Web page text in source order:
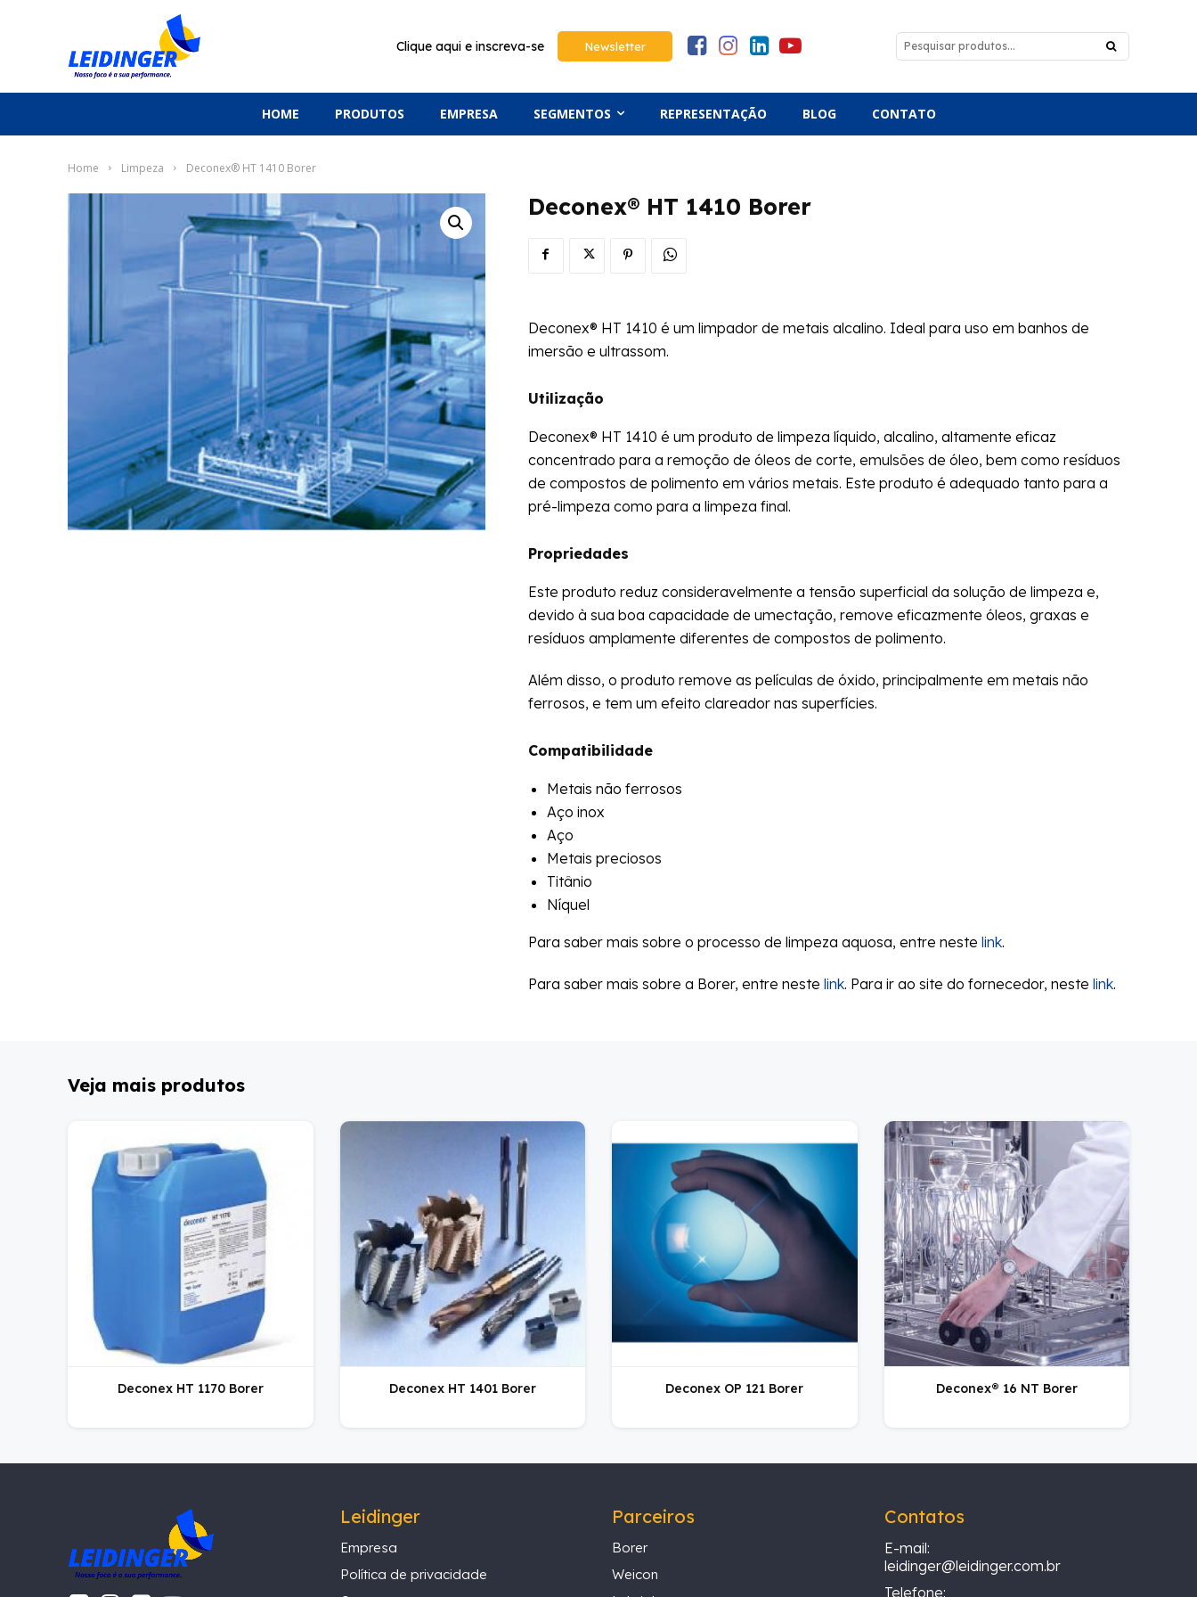
Clique aqui e inscreva-se Newsletter
HOME PRODUTOS EMPRESA SEGMENTOS REPRESENTAÇÃO BLOG CONTATO
Home Limpeza Deconex® HT 1410 Borer
Deconex® HT 1410 Borer
Deconex® HT 1410 é um limpador de metais alcalino. Ideal para uso em banhos de
imersão e ultrassom.
Utilização
Deconex® HT 1410 é um produto de limpeza líquido, alcalino, altamente eficaz
concentrado para a remoção de óleos de corte, emulsões de óleo, bem como resíduos
de compostos de polimento em vários metais. Este produto é adequado tanto para a
pré-limpeza como para a limpeza final.
Propriedades
Este produto reduz consideravelmente a tensão superficial da solução de limpeza e,
devido à sua boa capacidade de umectação, remove eficazmente óleos, graxas e
resíduos amplamente diferentes de compostos de polimento.
Além disso, o produto remove as películas de óxido, principalmente em metais não
ferrosos, e tem um efeito clareador nas superfícies.
Compatibilidade
Metais não ferrosos
Aço inox
Aço
Metais preciosos
Titânio
Níquel
Para saber mais sobre o processo de limpeza aquosa, entre neste link.
Para saber mais sobre a Borer, entre neste link. Para ir ao site do fornecedor, neste link.
Veja mais produtos
Deconex HT 1170 Borer Deconex HT 1401 Borer Deconex OP 121 Borer Deconex® 16 NT Borer
Leidinger
Empresa
Política de privacidade
Parceiros
Borer
Weicon
Contatos
E-mail:
leidinger@leidinger.com.br
Telefone: